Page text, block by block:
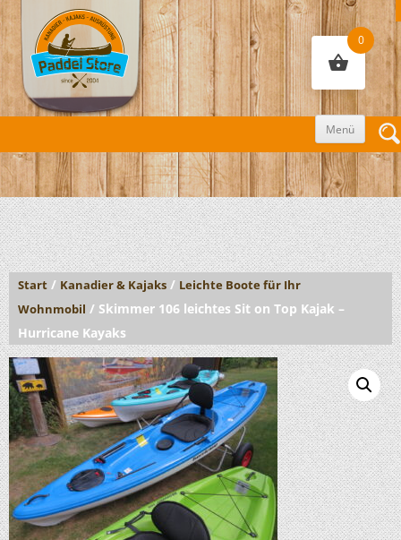
Menü
Zum
Inhalt
Start / Kanadier & Kajaks / Leichte Boote für Ihr
Wohnmobil / Skimmer 106 leichtes Sit on Top Kajak –
Hurricane Kayaks
0